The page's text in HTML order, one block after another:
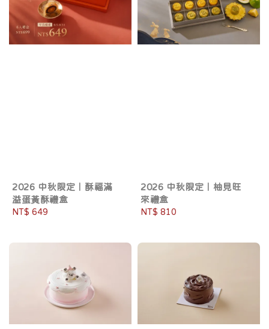
2026 中秋限定｜酥福滿
溢蛋黃酥禮盒
Regular
NT$ 649
2026 中秋限定｜柚見旺
來禮盒
Regular
NT$ 810